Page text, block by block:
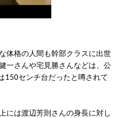
体格の人間も幹部クラスに出世
一さんや宅見勝さんなどは、公
150センチ台だったと噂されて
には渡辺芳則さんの身長に対し